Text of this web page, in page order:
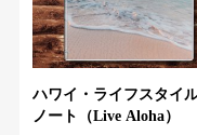
ハワイ・ライフスタイル
ノート（Live Aloha）